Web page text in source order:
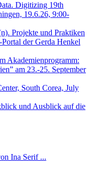
Digitizing 19th
19.6.26, 9:00-
Projekte und Praktiken
der Gerda Henkel
Akademienprogramm:
am 23.-25. September
South Corea, July
und Ausblick auf die
Ina Serif ...